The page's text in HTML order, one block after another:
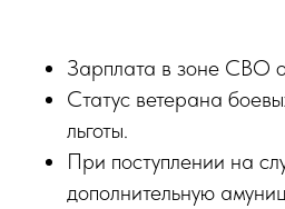
Зарплата в зоне СВО
Статус ветерана
льготы.
При поступлении на
дополнительную